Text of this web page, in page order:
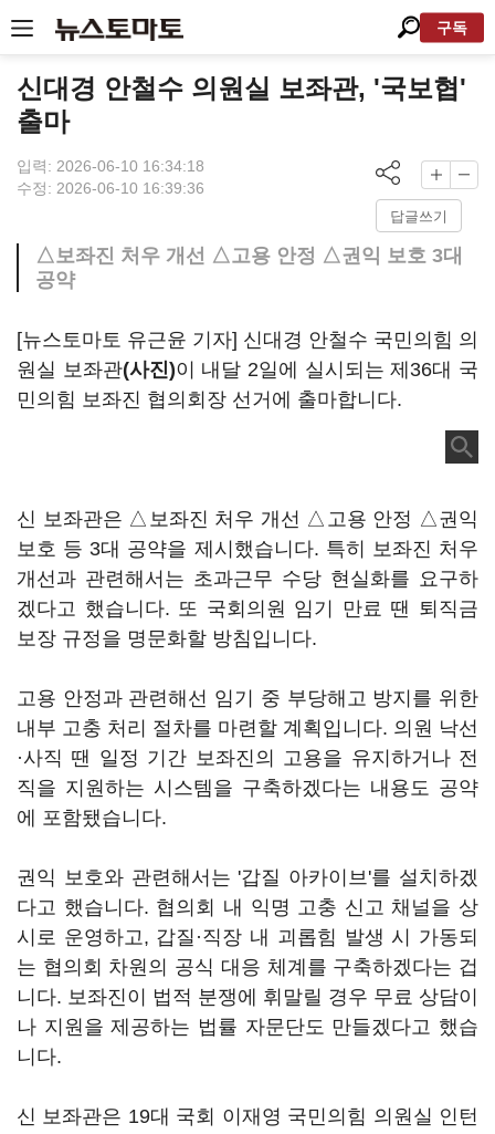
구독
신대경 안철수 의원실 보좌관, '국보협'
출마
입력: 2026-06-10 16:34:18
수정: 2026-06-10 16:39:36
답글쓰기
△보좌진 처우 개선 △고용 안정 △권익 보호 3대
공약
[뉴스토마토 유근윤 기자] 신대경 안철수 국민의힘 의
원실 보좌관(사진)이 내달 2일에 실시되는 제36대 국
민의힘 보좌진 협의회장 선거에 출마합니다.
신 보좌관은 △보좌진 처우 개선 △고용 안정 △권익
보호 등 3대 공약을 제시했습니다. 특히 보좌진 처우
개선과 관련해서는 초과근무 수당 현실화를 요구하
겠다고 했습니다. 또 국회의원 임기 만료 땐 퇴직금
보장 규정을 명문화할 방침입니다.
고용 안정과 관련해선 임기 중 부당해고 방지를 위한
내부 고충 처리 절차를 마련할 계획입니다. 의원 낙선
·사직 땐 일정 기간 보좌진의 고용을 유지하거나 전
직을 지원하는 시스템을 구축하겠다는 내용도 공약
에 포함됐습니다.
권익 보호와 관련해서는 '갑질 아카이브'를 설치하겠
다고 했습니다. 협의회 내 익명 고충 신고 채널을 상
시로 운영하고, 갑질·직장 내 괴롭힘 발생 시 가동되
는 협의회 차원의 공식 대응 체계를 구축하겠다는 겁
니다. 보좌진이 법적 분쟁에 휘말릴 경우 무료 상담이
나 지원을 제공하는 법률 자문단도 만들겠다고 했습
니다.
신 보좌관은 19대 국회 이재영 국민의힘 의원실 인턴